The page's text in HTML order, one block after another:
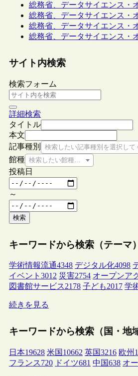
総務省、データサイエンス・
総務省、データサイエンス・
総務省、データサイエンス・
総務省、データサイエンス・
サイト内検索
検索フォーム
詳細検索
タイトル
本文
記事種別
検索したい記事種別を選択して
館種 検索したい館種を選択してください
投稿日
～
検索
キーワードから検索（テーマ）
学術情報流通4348 デジタル化4098
イベント 3012 災害2754 オープンア
図書館サービス2178 子ども2017 学
続きを見る
キーワードから検索（国・地
日本19628 米国 10662 英国3216 欧州
フランス720 ドイツ681 中国638 オ